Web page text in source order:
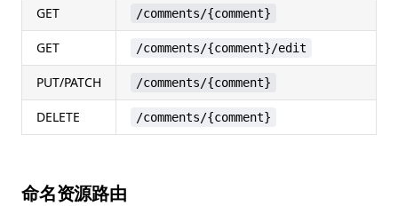
GET /comments/{comment}
GET /comments/{comment}/edit
PUT/PATCH /comments/{comment}
DELETE /comments/{comment}
命名资源路由